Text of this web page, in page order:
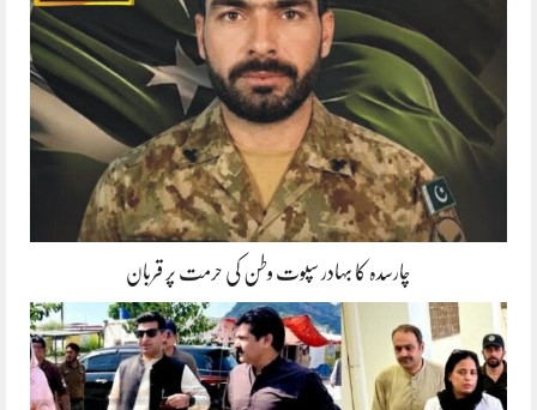
چارسدہ کا بہادر سپوت وطن کی حرمت پر قربان